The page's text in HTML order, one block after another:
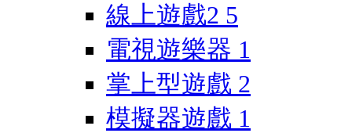
線上遊戲2 5
電視遊樂器 1
掌上型遊戲 2
模擬器遊戲 1